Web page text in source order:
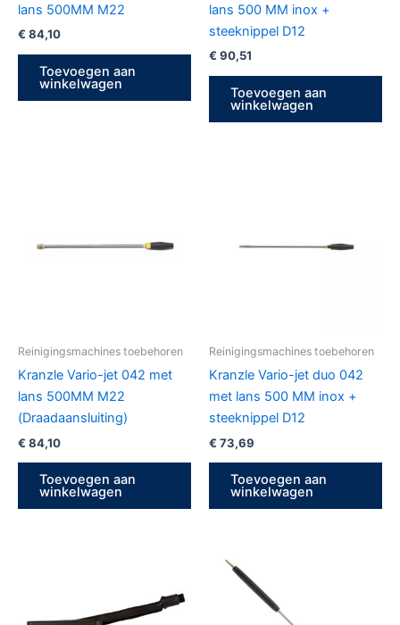
lans 500MM M22
€ 84,10
Toevoegen aan
winkelwagen
lans 500 MM inox +
steeknippel D12
€ 90,51
Toevoegen aan
winkelwagen
Reinigingsmachines toebehoren
Kranzle Vario-jet 042 met
lans 500MM M22
(Draadaansluiting)
€ 84,10
Toevoegen aan
winkelwagen
Reinigingsmachines toebehoren
Kranzle Vario-jet duo 042
met lans 500 MM inox +
steeknippel D12
€ 73,69
Toevoegen aan
winkelwagen